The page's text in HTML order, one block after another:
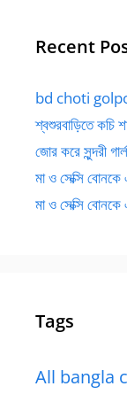
Recent
bd choti golpo
শ্বশুরবাড়িতে কচি
জোর করে সুন্দরী
মা ও সেক্সি
মা ও সেক্সি বোনকে
Tags
All bangla